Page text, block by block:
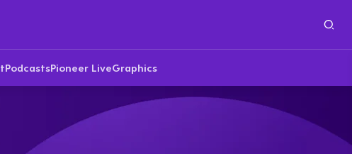
PodcastsPioneer LiveGraphics